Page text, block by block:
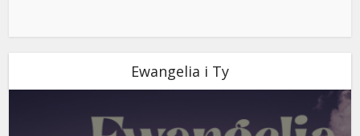
Ewangelia i Ty